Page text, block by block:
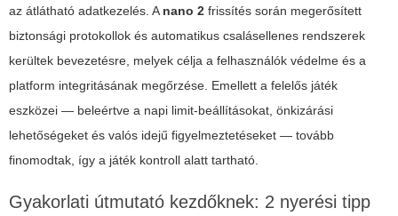
az átlátható adatkezelés. Anano 2 frissítés során megerősített
biztonsági protokollok és automatikus csalásellenes rendszerek
kerültek bevezetésre, melyek célja a felhasználók védelme és a
platform integritásának megőrzése. Emellett a felelős játék
eszközei — beleértve a napi limit-beállításokat, önkizárási
lehetőségeket és valós idejű figyelmeztetéseket — tovább
finomodtak, így a játék kontroll alatt tartható.
Gyakorlati útmutató kezdőknek: 2 nyerési tipp